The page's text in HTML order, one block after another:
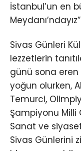
İstanbul’un en
Sivas Günleri
lezzetlerin
günü sona eren
yoğun olurken,
Temurci,
Şampiyonu Milli
Sanat ve
Sivas Günlerini